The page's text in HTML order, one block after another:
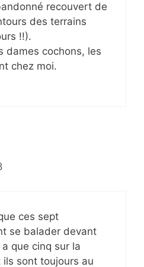
recouvert de
des terrains
!!).
dames cochons, les
chez moi.
ces sept
se balader devant
a que cinq sur la
sont toujours au